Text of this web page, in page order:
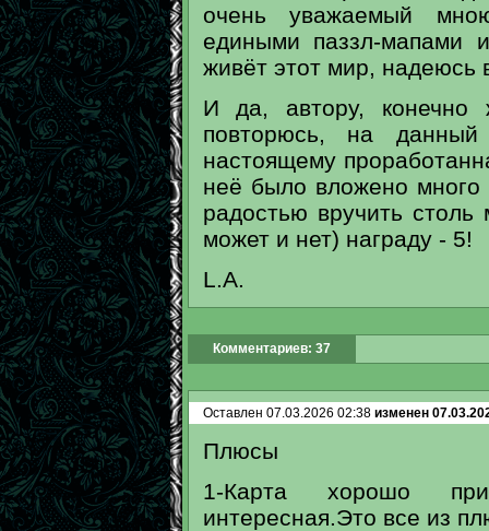
очень уважаемый
едиными паззл-мапами
живёт этот мир, надеюсь
И да, автору,
повторюсь, на
настоящему
неё было вложено много
радостью вручить
может и нет) награду - 5!
L.A.
Комментариев: 37
Оставлен 07.03.2026 02:38 изменен
Плюсы
1-Карта хорошо
интересная.Это все из